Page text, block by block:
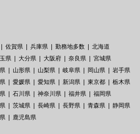
佐賀県 兵庫県 勤務地多数
北海道
県 大分県 大阪府 奈良県
宮城県
山形県 山梨県 岐阜県 岡山県
岩手県
愛媛県 愛知県 新潟県 東京都
栃木県
石川県 神奈川県 福井県
福岡県
茨城県 長崎県 長野県 青森県
静岡県
鹿児島県